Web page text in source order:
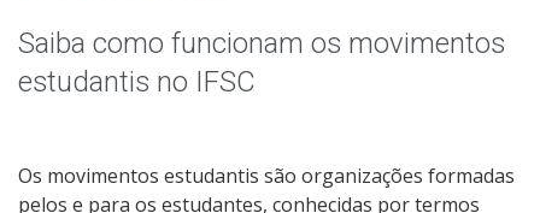
Agenda das salas
Formaturas
Saiba como funcionam os movimentos
estudantis no IFSC
Os movimentos estudantis são organizações formadas
pelos e para os estudantes, conhecidas por termos